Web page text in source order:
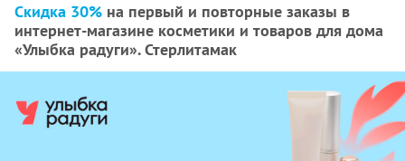
Скидка 30% на первый и повторные заказы в
интернет-магазине косметики и товаров для дома
«Улыбка радуги». Стерлитамак